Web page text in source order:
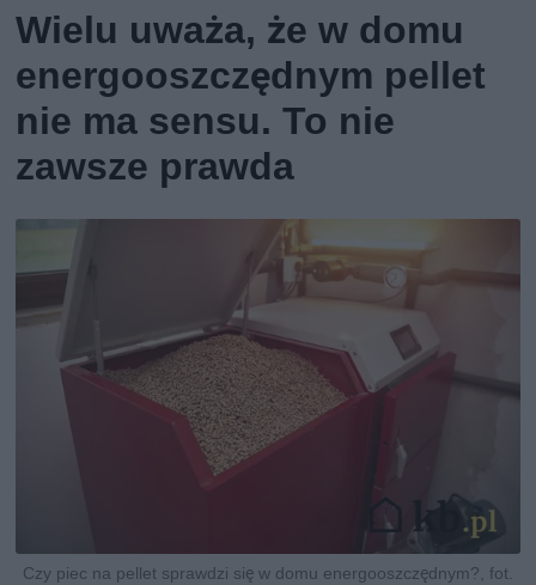
Wielu uważa, że w domu
energooszczędnym pellet
nie ma sensu. To nie
zawsze prawda
Czy piec na pellet sprawdzi się w domu energooszczędnym?, fot.